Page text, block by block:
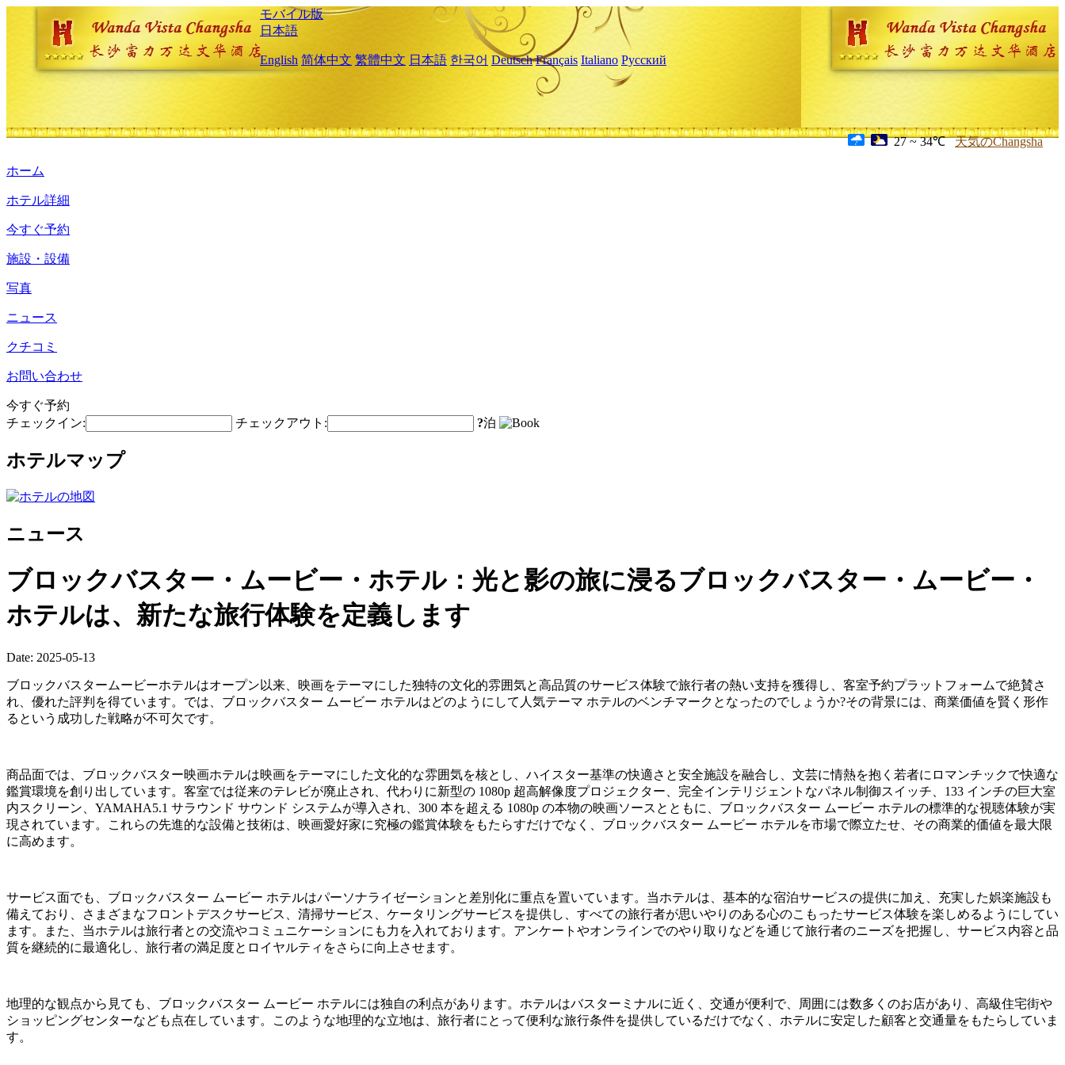
モバイル版
日本語
English 简体中文 繁體中文 日本語 한국어 Deutsch Français Italiano Русский
27 ~ 34℃ 天気のChangsha
ホーム
ホテル詳細
今すぐ予約
施設・設備
写真
ニュース
クチコミ
お問い合わせ
今すぐ予約
チェックイン:
チェックアウト: ?泊
ホテルマップ
ニュース
ブロックバスター・ムービー・ホテル：光と影の旅に浸るブロックバスター・ムービー・
ホテルは、新たな旅行体験を定義します
Date: 2025-05-13
ブロックバスタームービーホテルはオープン以来、映画をテーマにした独特の文化的雰囲気と高品質のサービス体験で旅行者の熱い支持を獲得し、客室予約プラットフォームで絶賛さ
れ、優れた評判を得ています。では、ブロックバスター ムービー ホテルはどのようにして人気テーマ ホテルのベンチマークとなったのでしょうか?その背景には、商業価値を賢く形作
るという成功した戦略が不可欠です。
商品面では、ブロックバスター映画ホテルは映画をテーマにした文化的な雰囲気を核とし、ハイスター基準の快適さと安全施設を融合し、文芸に情熱を抱く若者にロマンチックで快適な
鑑賞環境を創り出しています。客室では従来のテレビが廃止され、代わりに新型の 1080p 超高解像度プロジェクター、完全インテリジェントなパネル制御スイッチ、133 インチの巨大室
内スクリーン、YAMAHA5.1 サラウンド サウンド システムが導入され、300 本を超える 1080p の本物の映画ソースとともに、ブロックバスター ムービー ホテルの標準的な視聴体験が実
現されています。これらの先進的な設備と技術は、映画愛好家に究極の鑑賞体験をもたらすだけでなく、ブロックバスター ムービー ホテルを市場で際立たせ、その商業的価値を最大限
に高めます。
サービス面でも、ブロックバスター ムービー ホテルはパーソナライゼーションと差別化に重点を置いています。当ホテルは、基本的な宿泊サービスの提供に加え、充実した娯楽施設も
備えており、さまざまなフロントデスクサービス、清掃サービス、ケータリングサービスを提供し、すべての旅行者が思いやりのある心のこもったサービス体験を楽しめるようにしてい
ます。また、当ホテルは旅行者との交流やコミュニケーションにも力を入れております。アンケートやオンラインでのやり取りなどを通じて旅行者のニーズを把握し、サービス内容と品
質を継続的に最適化し、旅行者の満足度とロイヤルティをさらに向上させます。
地理的な観点から見ても、ブロックバスター ムービー ホテルには独自の利点があります。ホテルはバスターミナルに近く、交通が便利で、周囲には数多くのお店があり、高級住宅街や
ショッピングセンターなども点在しています。このような地理的な立地は、旅行者にとって便利な旅行条件を提供しているだけでなく、ホテルに安定した顧客と交通量をもたらしていま
す。